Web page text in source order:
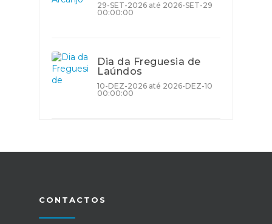
29-SET-2026 até 2026-SET-29
00:00:00
Dia da Freguesia de
Laúndos
10-DEZ-2026 até 2026-DEZ-10
00:00:00
CONTACTOS